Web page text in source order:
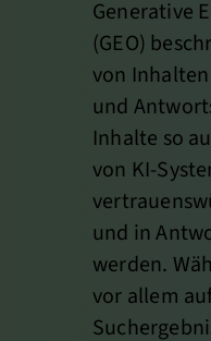
Generative
(GEO)
von
und
Inhalte so
von KI-
und in
werden.
vor allem